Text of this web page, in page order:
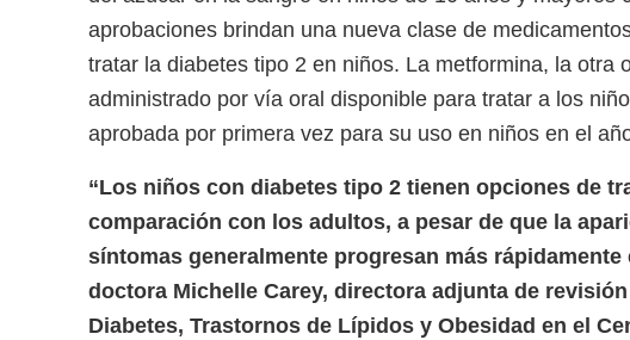
aprobaciones brindan una nueva clase de
tratar la diabetes tipo 2 en niños. La metformina, la otra
administrado por vía oral disponible para tratar a los
aprobada por primera vez para su uso en niños en el
“Los niños con diabetes tipo 2 tienen opciones de
comparación con los adultos, a pesar de que la
síntomas generalmente progresan más
doctora Michelle Carey, directora adjunta de
Diabetes, Trastornos de Lípidos y Obesidad en el